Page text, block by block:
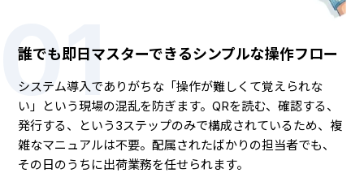
誰でも即日マスターできるシンプルな操作フロー
システム導入でありがちな「操作が難しくて覚えられな
い」という現場の混乱を防ぎます。QRを読む、確認する、
発行する、という3ステップのみで構成されているため、複
雑なマニュアルは不要。配属されたばかりの担当者でも、
その日のうちに出荷業務を任せられます。